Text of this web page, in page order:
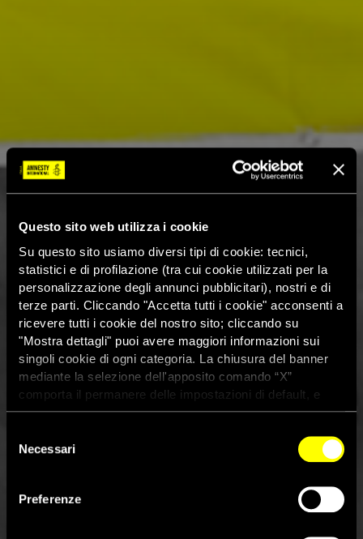
Questo sito web utilizza i cookie
Su questo sito usiamo diversi tipi di cookie: tecnici,
statistici e di profilazione (tra cui cookie utilizzati per la
personalizzazione degli annunci pubblicitari), nostri e di
terze parti. Cliccando "Accetta tutti i cookie" acconsenti a
ricevere tutti i cookie del nostro sito; cliccando su
"Mostra dettagli" puoi avere maggiori informazioni sui
singoli cookie di ogni categoria. La chiusura del banner
mediante la selezione dell'apposito comando “X”
comporta il permanere delle impostazioni di default, e
dunque la continuazione della navigazione con i cookie
dei cookie attivi sul sito clicca
delNecessari
Preferenze
Pacchetto sicurezza: le nostre
preoccupazioni sul progetto di